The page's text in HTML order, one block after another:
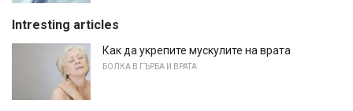
Intresting articles
Как да укрепите мускулите на врата
БОЛКА В ГЪРБА И ВРАТА